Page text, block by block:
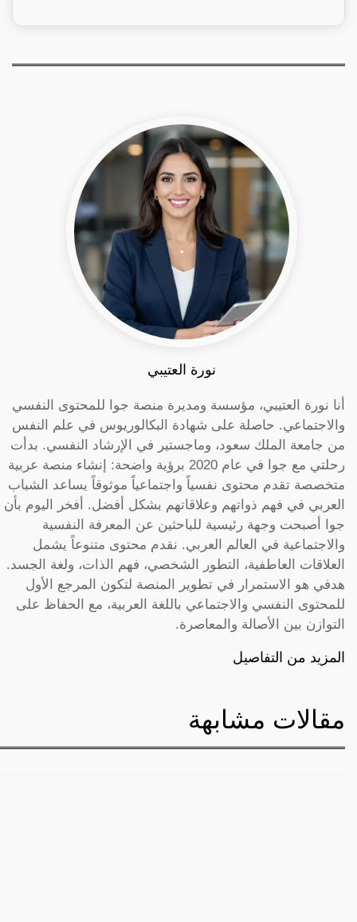
نورة العتيبي
أنا نورة العتيبي، مؤسسة ومديرة منصة جوا للمحتوى النفسي
والاجتماعي. حاصلة على شهادة البكالوريوس في علم النفس
من جامعة الملك سعود، وماجستير في الإرشاد النفسي. بدأت
رحلتي مع جوا في عام 2020 برؤية واضحة: إنشاء منصة عربية
متخصصة تقدم محتوى نفسياً واجتماعياً موثوقاً يساعد الشباب
العربي في فهم ذواتهم وعلاقاتهم بشكل أفضل. أفخر اليوم بأن
جوا أصبحت وجهة رئيسية للباحثين عن المعرفة النفسية
والاجتماعية في العالم العربي. نقدم محتوى متنوعاً يشمل
العلاقات العاطفية، التطور الشخصي، فهم الذات، ولغة الجسد.
هدفي هو الاستمرار في تطوير المنصة لتكون المرجع الأول
للمحتوى النفسي والاجتماعي باللغة العربية، مع الحفاظ على
التوازن بين الأصالة والمعاصرة.
المزيد من التفاصيل
مقالات مشابهة